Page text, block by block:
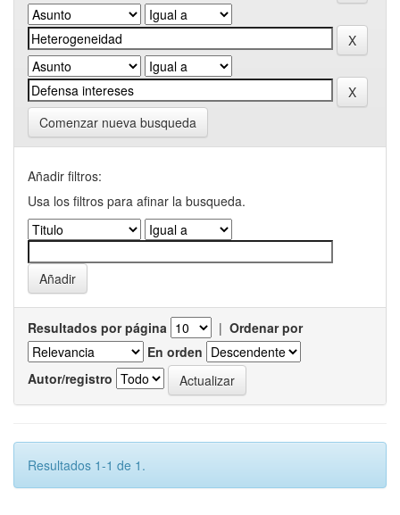
Comenzar nueva busqueda
Añadir filtros:
Usa los filtros para afinar la busqueda.
Resultados por página | Ordenar por
En orden
Autor/registro
Resultados 1-1 de 1.